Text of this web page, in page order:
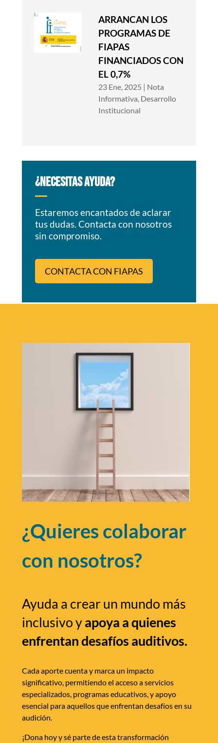
ARRANCAN LOS
PROGRAMAS DE
FIAPAS
FINANCIADOS CON
EL 0,7%
23 Ene, 2025 | Nota
Informativa, Desarrollo
Institucional
¿NECESITAS AYUDA?
Estaremos encantados de aclarar
tus dudas. Contacta con nosotros
sin compromiso.
CONTACTA CON FIAPAS
¿Quieres colaborar
con nosotros?
Ayuda a crear un mundo más
inclusivo yapoya a quienes
enfrentan desafíos auditivos.
Cada aporte cuenta y marca un impacto
significativo, permitiendo el acceso a servicios
especializados, programas educativos, y apoyo
esencial para aquellos que enfrentan desafíos en su
audición.
¡Dona hoy y sé parte de esta transformación